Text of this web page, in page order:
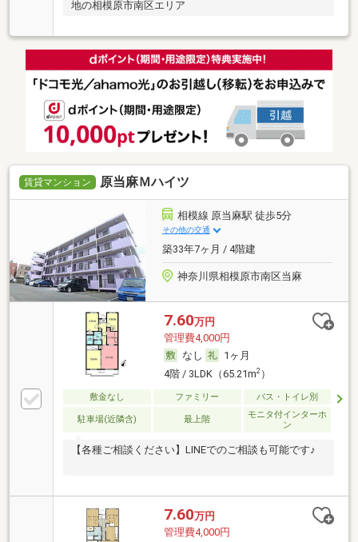
地の相模原市南区エリア
賃貸マンション 原当麻Ｍハイツ
相模線 原当麻駅 徒歩5分
その他の交通
築33年7ヶ月 / 4階建
神奈川県相模原市南区当麻
7.60万円
管理費4,000円
なし
1ヶ月
4階 / 3LDK（65.21m2）
敷金なし ファミリー バス・トイレ別
駐車場(近隣含) 最上階
モニタ付インターホ
ン
【各種ご相談ください】LINEでのご相談も可能です♪
7.60万円
管理費4,000円